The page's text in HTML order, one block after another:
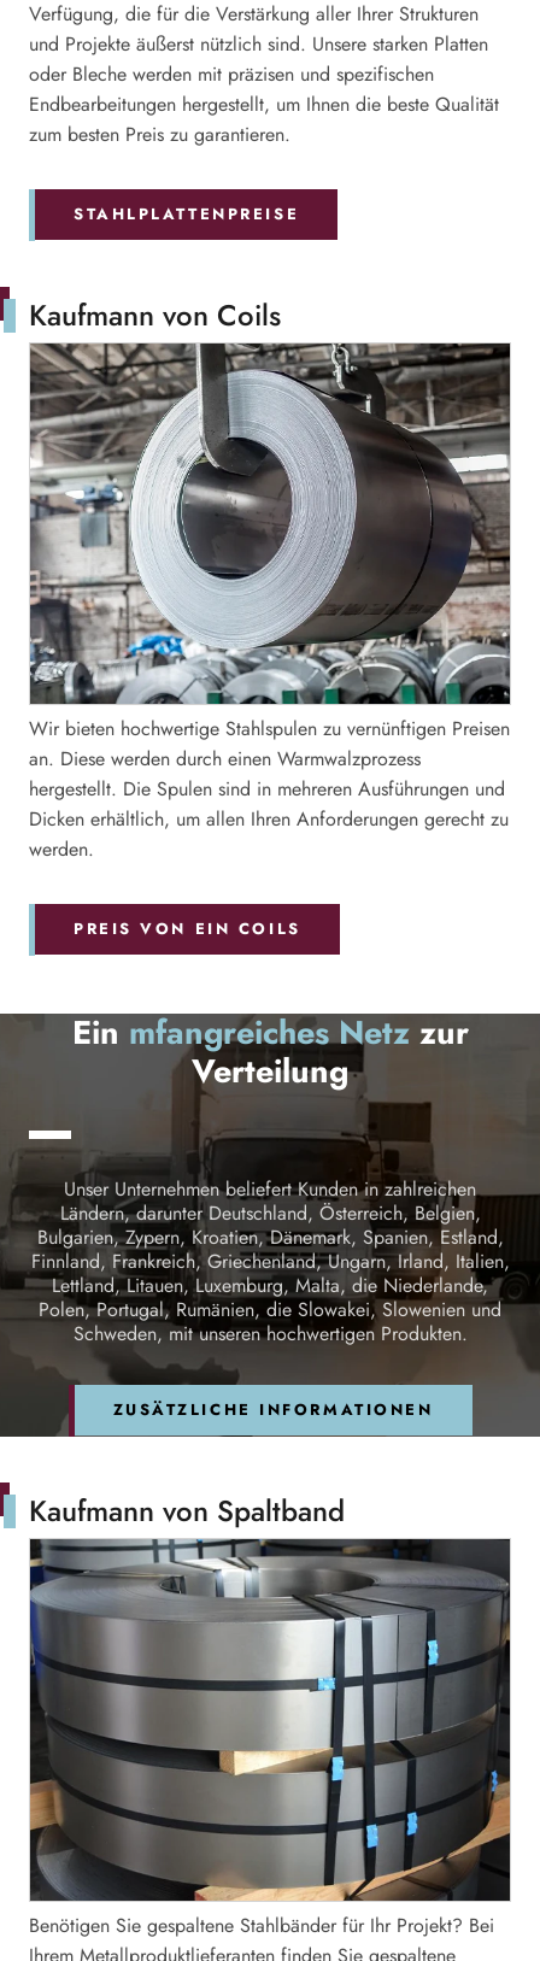
Verfügung, die für die Verstärkung aller Ihrer Strukturen
und Projekte äußerst nützlich sind. Unsere starken Platten
oder Bleche werden mit präzisen und spezifischen
Endbearbeitungen hergestellt, um Ihnen die beste Qualität
zum besten Preis zu garantieren.
STAHLPLATTENPREISE
Kaufmann von Coils
Wir bieten hochwertige Stahlspulen zu vernünftigen Preisen
an. Diese werden durch einen Warmwalzprozess
hergestellt. Die Spulen sind in mehreren Ausführungen und
Dicken erhältlich, um allen Ihren Anforderungen gerecht zu
werden.
PREIS VON EIN COILS
Ein mfangreiches Netz zur
Verteilung
Unser Unternehmen beliefert Kunden in zahlreichen
Ländern, darunter Deutschland, Österreich, Belgien,
Bulgarien, Zypern, Kroatien, Dänemark, Spanien, Estland,
Finnland, Frankreich, Griechenland, Ungarn, Irland, Italien,
Lettland, Litauen, Luxemburg, Malta, die Niederlande,
Polen, Portugal, Rumänien, die Slowakei, Slowenien und
Schweden, mit unseren hochwertigen Produkten.
ZUSÄTZLICHE INFORMATIONEN
Kaufmann von Spaltband
Benötigen Sie gespaltene Stahlbänder für Ihr Projekt? Bei